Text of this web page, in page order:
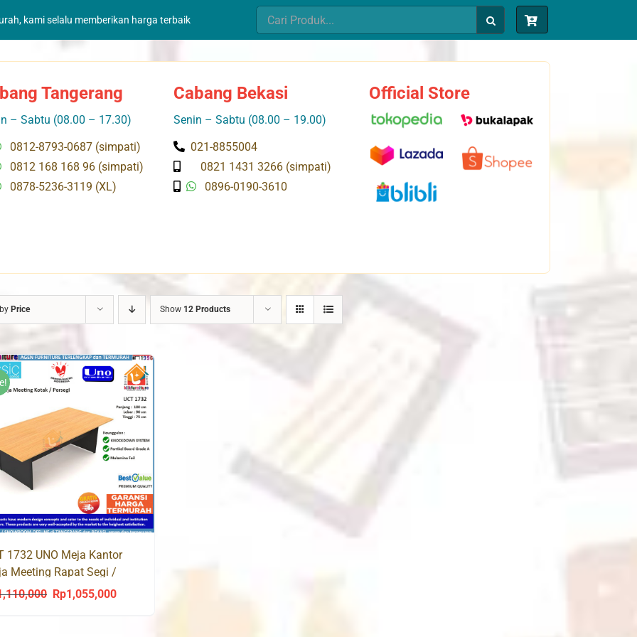
kami selalu memberikan harga terbaik
Search
for:
Tangerang
– Sabtu (08.00 – 17.30)
0812-8793-0687 (simpati)
0812 168 168 96 (simpati)
0878-5236-3119 (XL)
Cabang Bekasi
Senin – Sabtu (08.00 – 19.00)
021-8855004
0821 1431 3266 (simpati)
0896-0190-3610
Official Store
Price Show 12 Products
1732 UNO Meja Kantor
Meeting Rapat Segi /
Original
Rp1,055,000Current